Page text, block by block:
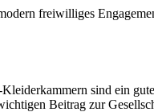
freiwilliges
sind ein
Beitrag zur